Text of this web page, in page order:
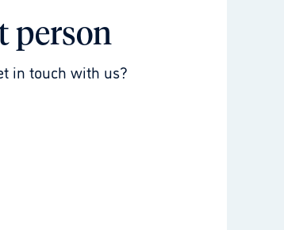
person
in touch with us?